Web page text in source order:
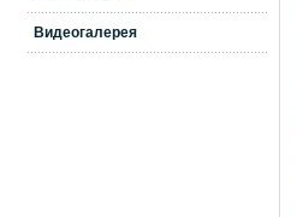
Видеогалерея